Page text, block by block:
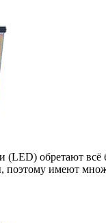
(LED) обретают
имеют